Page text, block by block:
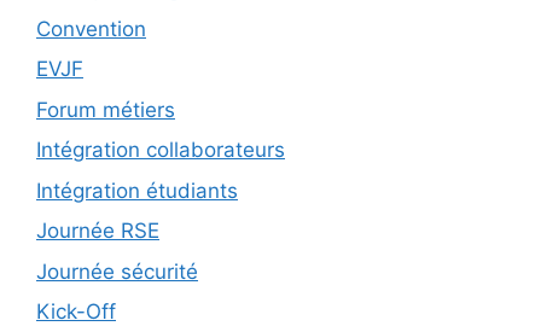
Convention
EVJF
Forum métiers
Intégration collaborateurs
Intégration étudiants
Journée RSE
Journée sécurité
Kick-Off